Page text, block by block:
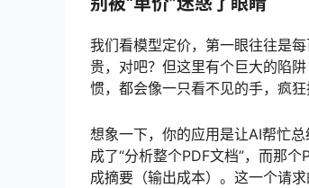
我们看模型定价，第一眼往往是
贵，对吧？但这里有个巨大的陷阱
惯，都会像一只看不见的手，疯狂
想象一下，你的应用是让AI帮忙
成了“分析整个PDF文档”，而那
成摘要（输出成本）。这一个请